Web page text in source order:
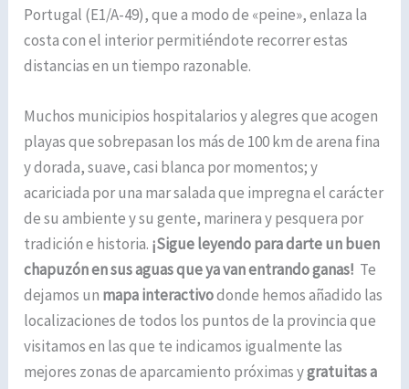
Portugal (E1/A-49), que a modo de «peine», enlaza la
costa con el interior permitiéndote recorrer estas
distancias en un tiempo razonable.
Muchos municipios hospitalarios y alegres que acogen
playas que sobrepasan los más de 100 km de arena fina
y dorada, suave, casi blanca por momentos; y
acariciada por una mar salada que impregna el carácter
de su ambiente y su gente, marinera y pesquera por
tradición e historia. ¡Sigue leyendo para darte un buen
chapuzón en sus aguas que ya van entrando ganas! Te
dejamos un mapa interactivodonde hemos añadido las
localizaciones de todos los puntos de la provincia que
visitamos en las que te indicamos igualmente las
mejores zonas de aparcamiento próximas ygratuitas a